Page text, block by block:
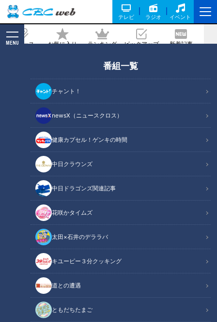
テレビ ラジオ イベント
ニュース お気に入り ランキング ピックアップ 新着記事
MENU
番組一覧
チャント！
newsX（ニュースクロス）
健康カプセル！ゲンキの時間
中日クラウンズ
中日ドラゴンズ関連記事
花咲かタイムズ
太田×石井のデララバ
キユーピー３分クッキング
道との遭遇
ともだちたまご
活用法
2026/06/06 06:03
RadiChubu（ラジチューブ）
つボイノリオの聞けば聞くほど
6月4日、東海エリアを中心に活動するエンターテイメント集
団・BOYS AND MENの本田剛文さんが、ＣＢＣラジオ『つボ
イノリオの聞けば聞くほど』に出演。番組ではつボイノリオ、
小高直子アナウンサー双方のピンチヒッターを担当した経験も
ある本田さんですが、意外にも3人で話すのは初めてだとか。
関連リンク